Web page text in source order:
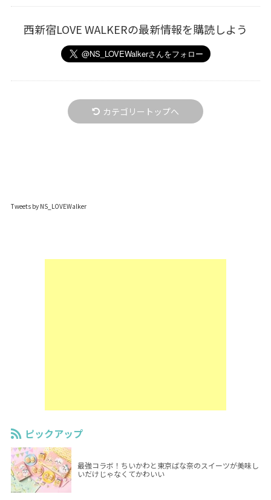
西新宿LOVE WALKERの最新情報を購読しよう
カテゴリートップへ
Tweets by NS_LOVEWalker
ピックアップ
最強コラボ！ちいかわと東京ばな奈のスイーツが美味し
いだけじゃなくてかわいい